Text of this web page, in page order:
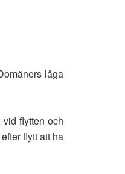
låga
flytten och
flytt att ha